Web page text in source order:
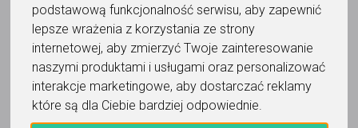
podstawową funkcjonalność serwisu, aby zapewnić
lepsze wrażenia z korzystania ze strony
internetowej, aby zmierzyć Twoje zainteresowanie
naszymi produktami i usługami oraz personalizować
interakcje marketingowe, aby dostarczać reklamy
które są dla Ciebie bardziej odpowiednie.
Do ulubionych
Oznacz wystąpienie kontaktu